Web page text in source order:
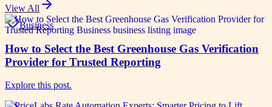
View All
Business
How to Select the Best Greenhouse Gas Verification
Provider for Trusted Reporting
Explore this post.